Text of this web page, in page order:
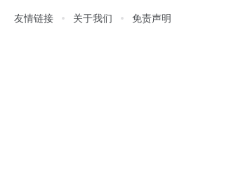
友情链接
关于我们 免责声明